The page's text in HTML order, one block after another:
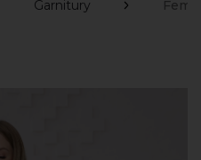
Garnitury